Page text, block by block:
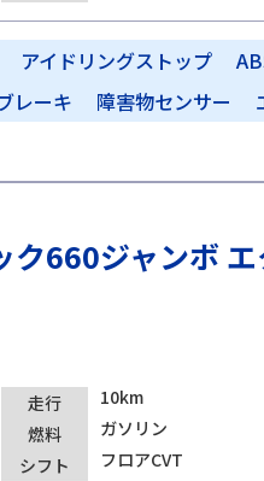
アイドリングストップ
レーキ 障害物センサー
660ジャンボ
走行 10km
燃料 ガソリン
シフト フロアCVT